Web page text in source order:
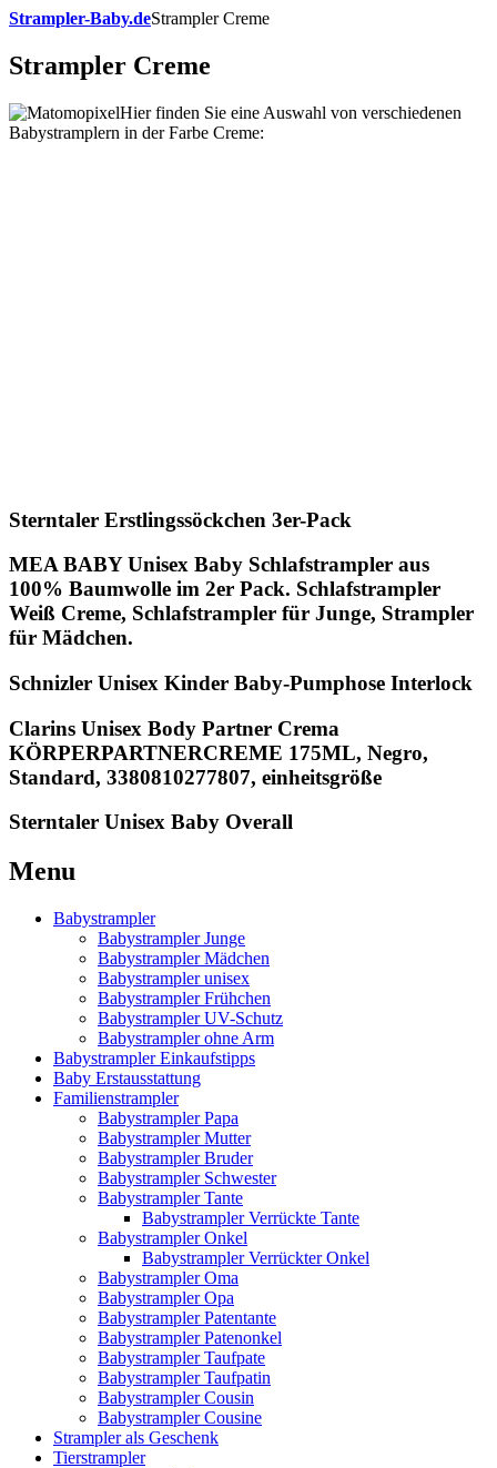
Strampler-Baby.deStrampler Creme
Strampler Creme
Hier finden Sie eine Auswahl von verschiedenen
Babystramplern in der Farbe Creme:
Sterntaler Erstlingssöckchen 3er-Pack
MEA BABY Unisex Baby Schlafstrampler aus
100% Baumwolle im 2er Pack. Schlafstrampler
Weiß Creme, Schlafstrampler für Junge, Strampler
für Mädchen.
Schnizler Unisex Kinder Baby-Pumphose Interlock
Clarins Unisex Body Partner Crema
KÖRPERPARTNERCREME 175ML, Negro,
Standard, 3380810277807, einheitsgröße
Sterntaler Unisex Baby Overall
Menu
Babystrampler
Babystrampler Junge
Babystrampler Mädchen
Babystrampler unisex
Babystrampler Frühchen
Babystrampler UV-Schutz
Babystrampler ohne Arm
Babystrampler Einkaufstipps
Baby Erstausstattung
Familienstrampler
Babystrampler Papa
Babystrampler Mutter
Babystrampler Bruder
Babystrampler Schwester
Babystrampler Tante
Babystrampler Verrückte Tante
Babystrampler Onkel
Babystrampler Verrückter Onkel
Babystrampler Oma
Babystrampler Opa
Babystrampler Patentante
Babystrampler Patenonkel
Babystrampler Taufpate
Babystrampler Taufpatin
Babystrampler Cousin
Babystrampler Cousine
Strampler als Geschenk
Tierstrampler